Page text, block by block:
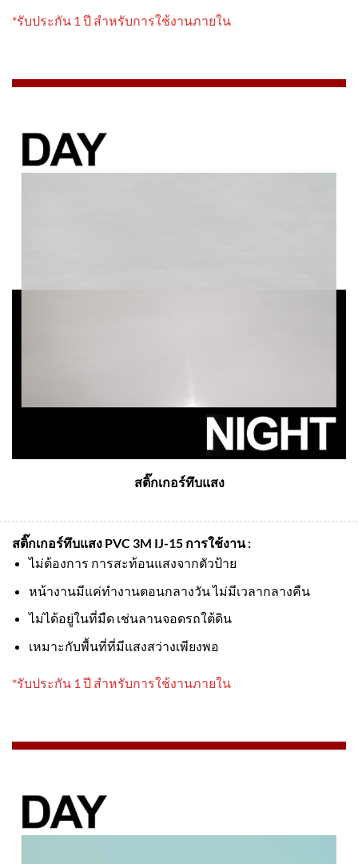
*รับประกัน 1 ปี สำหรับการใช้งานภายใน
สติ๊กเกอร์ทึบแสง
สติ๊กเกอร์ทึบแสง PVC 3M IJ-15 การใช้งาน :
ไม่ต้องการ การสะท้อนแสงจากตัวป้าย
หน้างานมีแค่ทำงานตอนกลางวัน ไม่มีเวลากลางคืน
ไม่ได้อยู่ในที่มืด เช่นลานจอดรถใต้ดิน
เหมาะกับพื้นที่ที่มีแสงสว่างเพียงพอ
*รับประกัน 1 ปี สำหรับการใช้งานภายใน